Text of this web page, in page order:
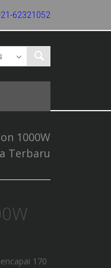
62321052
1000W
Terbaru
170